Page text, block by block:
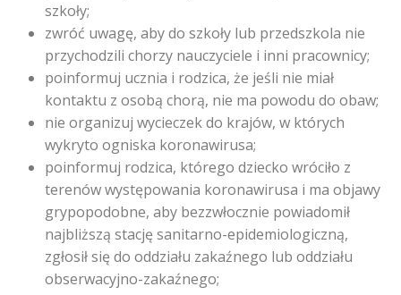
szkoły;
zwróć uwagę, aby do szkoły lub przedszkola nie
przychodzili chorzy nauczyciele i inni pracownicy;
poinformuj ucznia i rodzica, że jeśli nie miał
kontaktu z osobą chorą, nie ma powodu do obaw;
nie organizuj wycieczek do krajów, w których
wykryto ogniska koronawirusa;
poinformuj rodzica, którego dziecko wróciło z
terenów występowania koronawirusa i ma objawy
grypopodobne, aby bezzwłocznie powiadomił
najbliższą stację sanitarno-epidemiologiczną,
zgłosił się do oddziału zakaźnego lub oddziału
obserwacyjno-zakaźnego;